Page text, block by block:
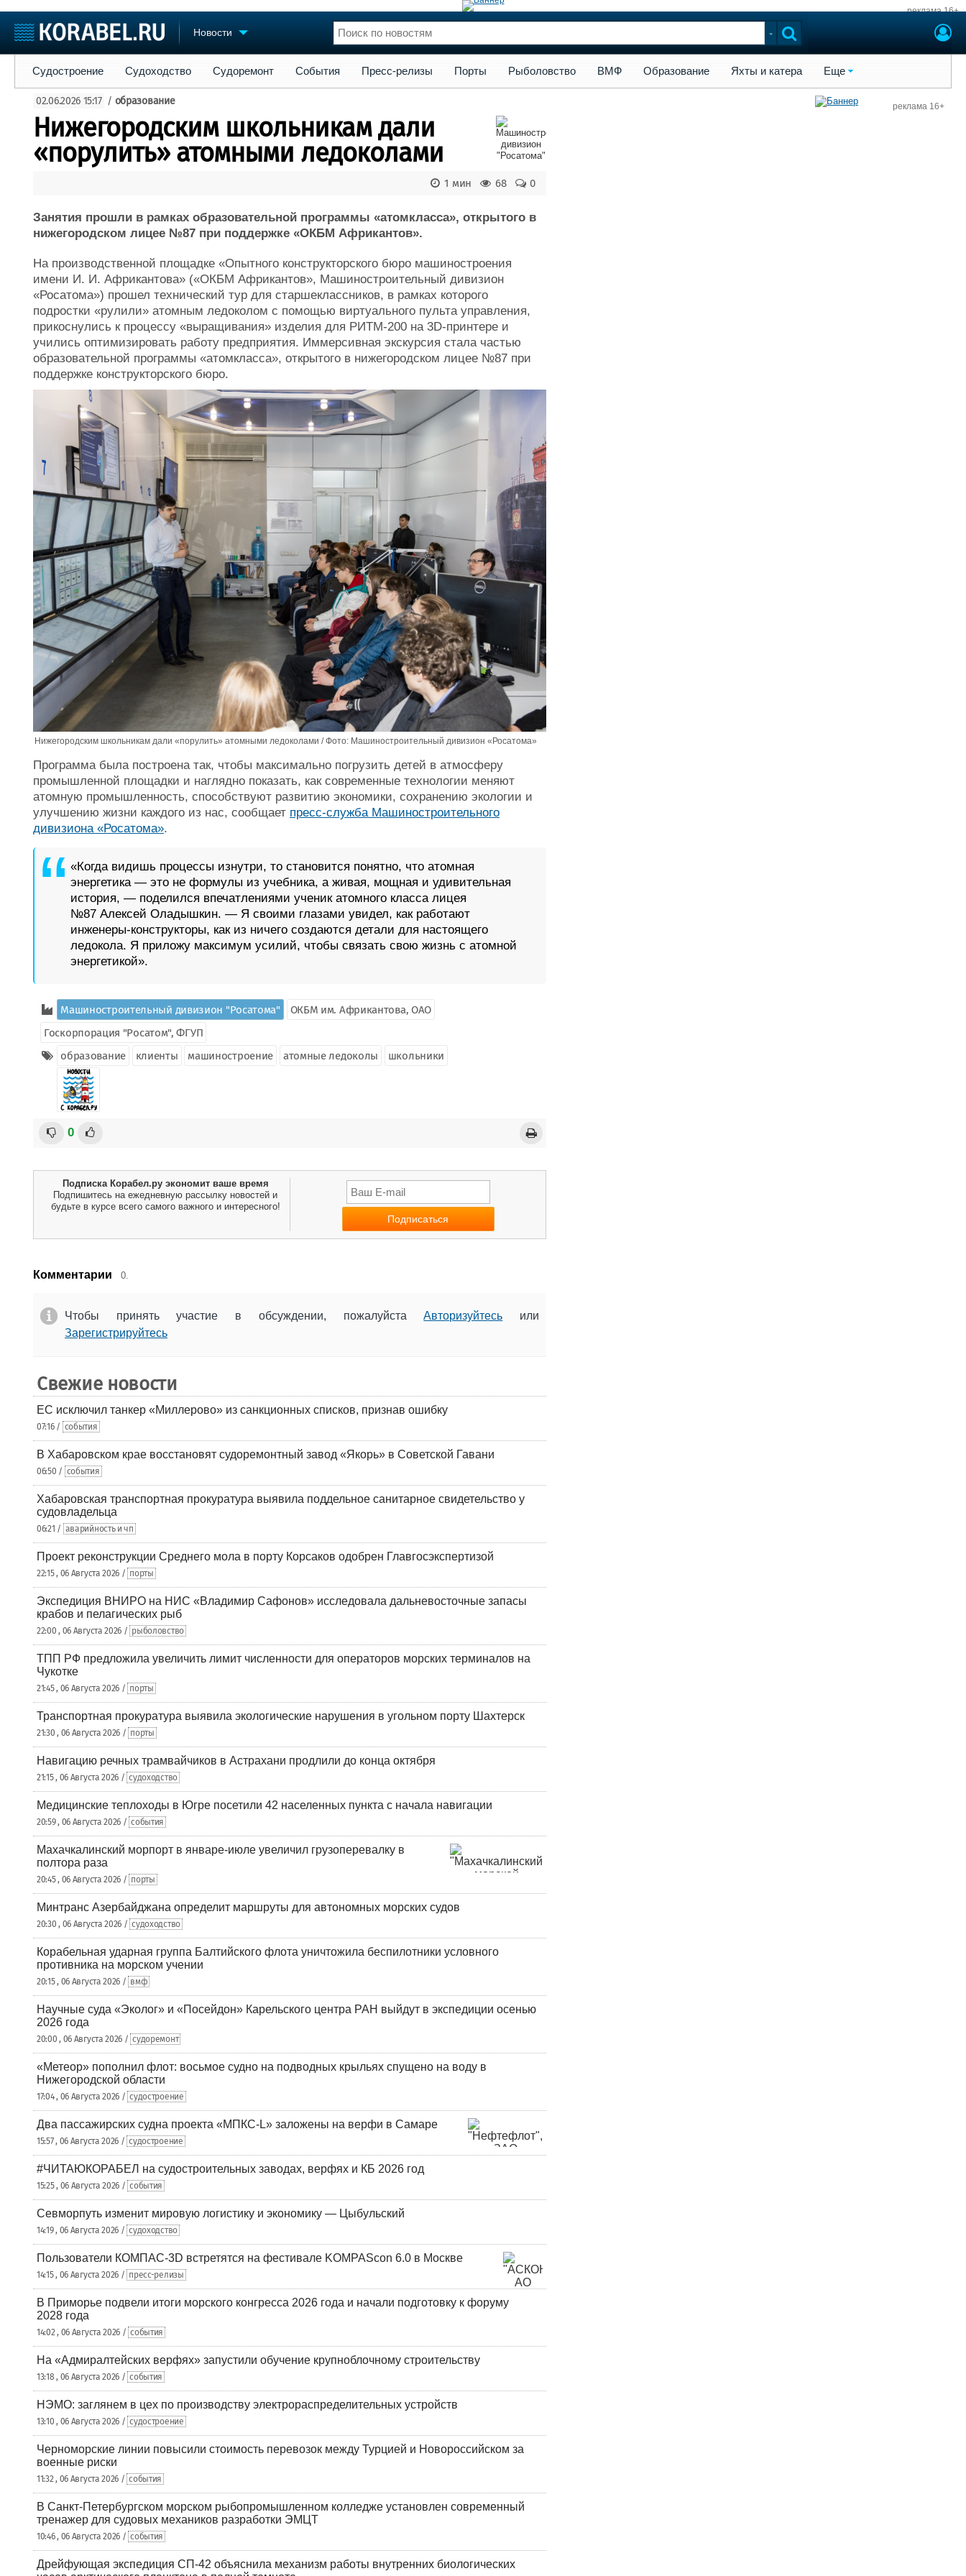
реклама 16+
Новости
Судостроение
Пульс
Новости
Репутация
Журнал
Реклама
Торговая площадка
Доска объявлений
Продажа флота
Оборудование
Изделия
Конференции
Личности
Флот
Форум
Все службы
Судостроение Судоходство Судоремонт События Пресс-релизы Порты Рыболовство ВМФ Образование Яхты и катера Еще
02.06.2026 15:17 / образование
Нижегородским школьникам дали
«порулить» атомными ледоколами
0
68
1 мин
Занятия прошли в рамках образовательной программы «атомкласса», открытого в
нижегородском лицее №87 при поддержке «ОКБМ Африкантов».
На производственной площадке «Опытного конструкторского бюро машиностроения
имени И. И. Африкантова» («ОКБМ Африкантов», Машиностроительный дивизион
«Росатома») прошел технический тур для старшеклассников, в рамках которого
подростки «рулили» атомным ледоколом с помощью виртуального пульта управления,
прикоснулись к процессу «выращивания» изделия для РИТМ-200 на 3D-принтере и
учились оптимизировать работу предприятия. Иммерсивная экскурсия стала частью
образовательной программы «атомкласса», открытого в нижегородском лицее №87 при
поддержке конструкторского бюро.
Нижегородским школьникам дали «порулить» атомными ледоколами / Фото: Машиностроительный дивизион «Росатома»
Программа была построена так, чтобы максимально погрузить детей в атмосферу
промышленной площадки и наглядно показать, как современные технологии меняют
атомную промышленность, способствуют развитию экономики, сохранению экологии и
улучшению жизни каждого из нас, сообщает пресс-служба Машиностроительного
дивизиона «Росатома».
«Когда видишь процессы изнутри, то становится понятно, что атомная
энергетика — это не формулы из учебника, а живая, мощная и удивительная
история, — поделился впечатлениями ученик атомного класса лицея
№87 Алексей Оладышкин. — Я своими глазами увидел, как работают
инженеры-конструкторы, как из ничего создаются детали для настоящего
ледокола. Я приложу максимум усилий, чтобы связать свою жизнь с атомной
энергетикой».
Машиностроительный дивизион "Росатома"
ОКБМ им. Африкантова, ОАО
Госкорпорация "Росатом", ФГУП
образование
клиенты машиностроение атомные ледоколы школьники
0
Подписка Корабел.ру экономит ваше время
Подпишитесь на ежедневную рассылку новостей и
будьте в курсе всего самого важного и интересного!
Комментарии 0.
Чтобы принять участие в обсуждении, пожалуйстаАвторизуйтесь или
Зарегистрируйтесь
Свежие новости
ЕС исключил танкер «Миллерово» из санкционных списков, признав ошибку
07:16 / события
В Хабаровском крае восстановят судоремонтный завод «Якорь» в Советской Гавани
06:50 / события
Хабаровская транспортная прокуратура выявила поддельное санитарное свидетельство у
судовладельца
06:21 / аварийность и чп
Проект реконструкции Среднего мола в порту Корсаков одобрен Главгосэкспертизой
22:15 , 06 Августа 2026 / порты
Экспедиция ВНИРО на НИС «Владимир Сафонов» исследовала дальневосточные запасы
крабов и пелагических рыб
22:00 , 06 Августа 2026 / рыболовство
ТПП РФ предложила увеличить лимит численности для операторов морских терминалов на
Чукотке
21:45 , 06 Августа 2026 / порты
Транспортная прокуратура выявила экологические нарушения в угольном порту Шахтерск
21:30 , 06 Августа 2026 / порты
Навигацию речных трамвайчиков в Астрахани продлили до конца октября
21:15 , 06 Августа 2026 / судоходство
Медицинские теплоходы в Югре посетили 42 населенных пункта с начала навигации
20:59 , 06 Августа 2026 / события
Махачкалинский морпорт в январе-июле увеличил грузоперевалку в
полтора раза
20:45 , 06 Августа 2026 / порты
Минтранс Азербайджана определит маршруты для автономных морских судов
20:30 , 06 Августа 2026 / судоходство
Корабельная ударная группа Балтийского флота уничтожила беспилотники условного
противника на морском учении
20:15 , 06 Августа 2026 / вмф
Научные суда «Эколог» и «Посейдон» Карельского центра РАН выйдут в экспедиции осенью
2026 года
20:00 , 06 Августа 2026 / судоремонт
«Метеор» пополнил флот: восьмое судно на подводных крыльях спущено на воду в
Нижегородской области
17:04 , 06 Августа 2026 / судостроение
Два пассажирских судна проекта «МПКС-L» заложены на верфи в Самаре
15:57 , 06 Августа 2026 / судостроение
#ЧИТАЮКОРАБЕЛ на судостроительных заводах, верфях и КБ 2026 год
15:25 , 06 Августа 2026 / события
Севморпуть изменит мировую логистику и экономику — Цыбульский
14:19 , 06 Августа 2026 / судоходство
Пользователи КОМПАС-3D встретятся на фестивале KOMPAScon 6.0 в Москве
14:15 , 06 Августа 2026 / пресс-релизы
В Приморье подвели итоги морского конгресса 2026 года и начали подготовку к форуму
2028 года
14:02 , 06 Августа 2026 / события
На «Адмиралтейских верфях» запустили обучение крупноблочному строительству
13:18 , 06 Августа 2026 / события
НЭМО: заглянем в цех по производству электрораспределительных устройств
13:10 , 06 Августа 2026 / судостроение
Черноморские линии повысили стоимость перевозок между Турцией и Новороссийском за
военные риски
11:32 , 06 Августа 2026 / события
В Санкт-Петербургском морском рыбопромышленном колледже установлен современный
тренажер для судовых механиков разработки ЭМЦТ
10:46 , 06 Августа 2026 / события
Дрейфующая экспедиция СП-42 объяснила механизм работы внутренних биологических
реклама 16+